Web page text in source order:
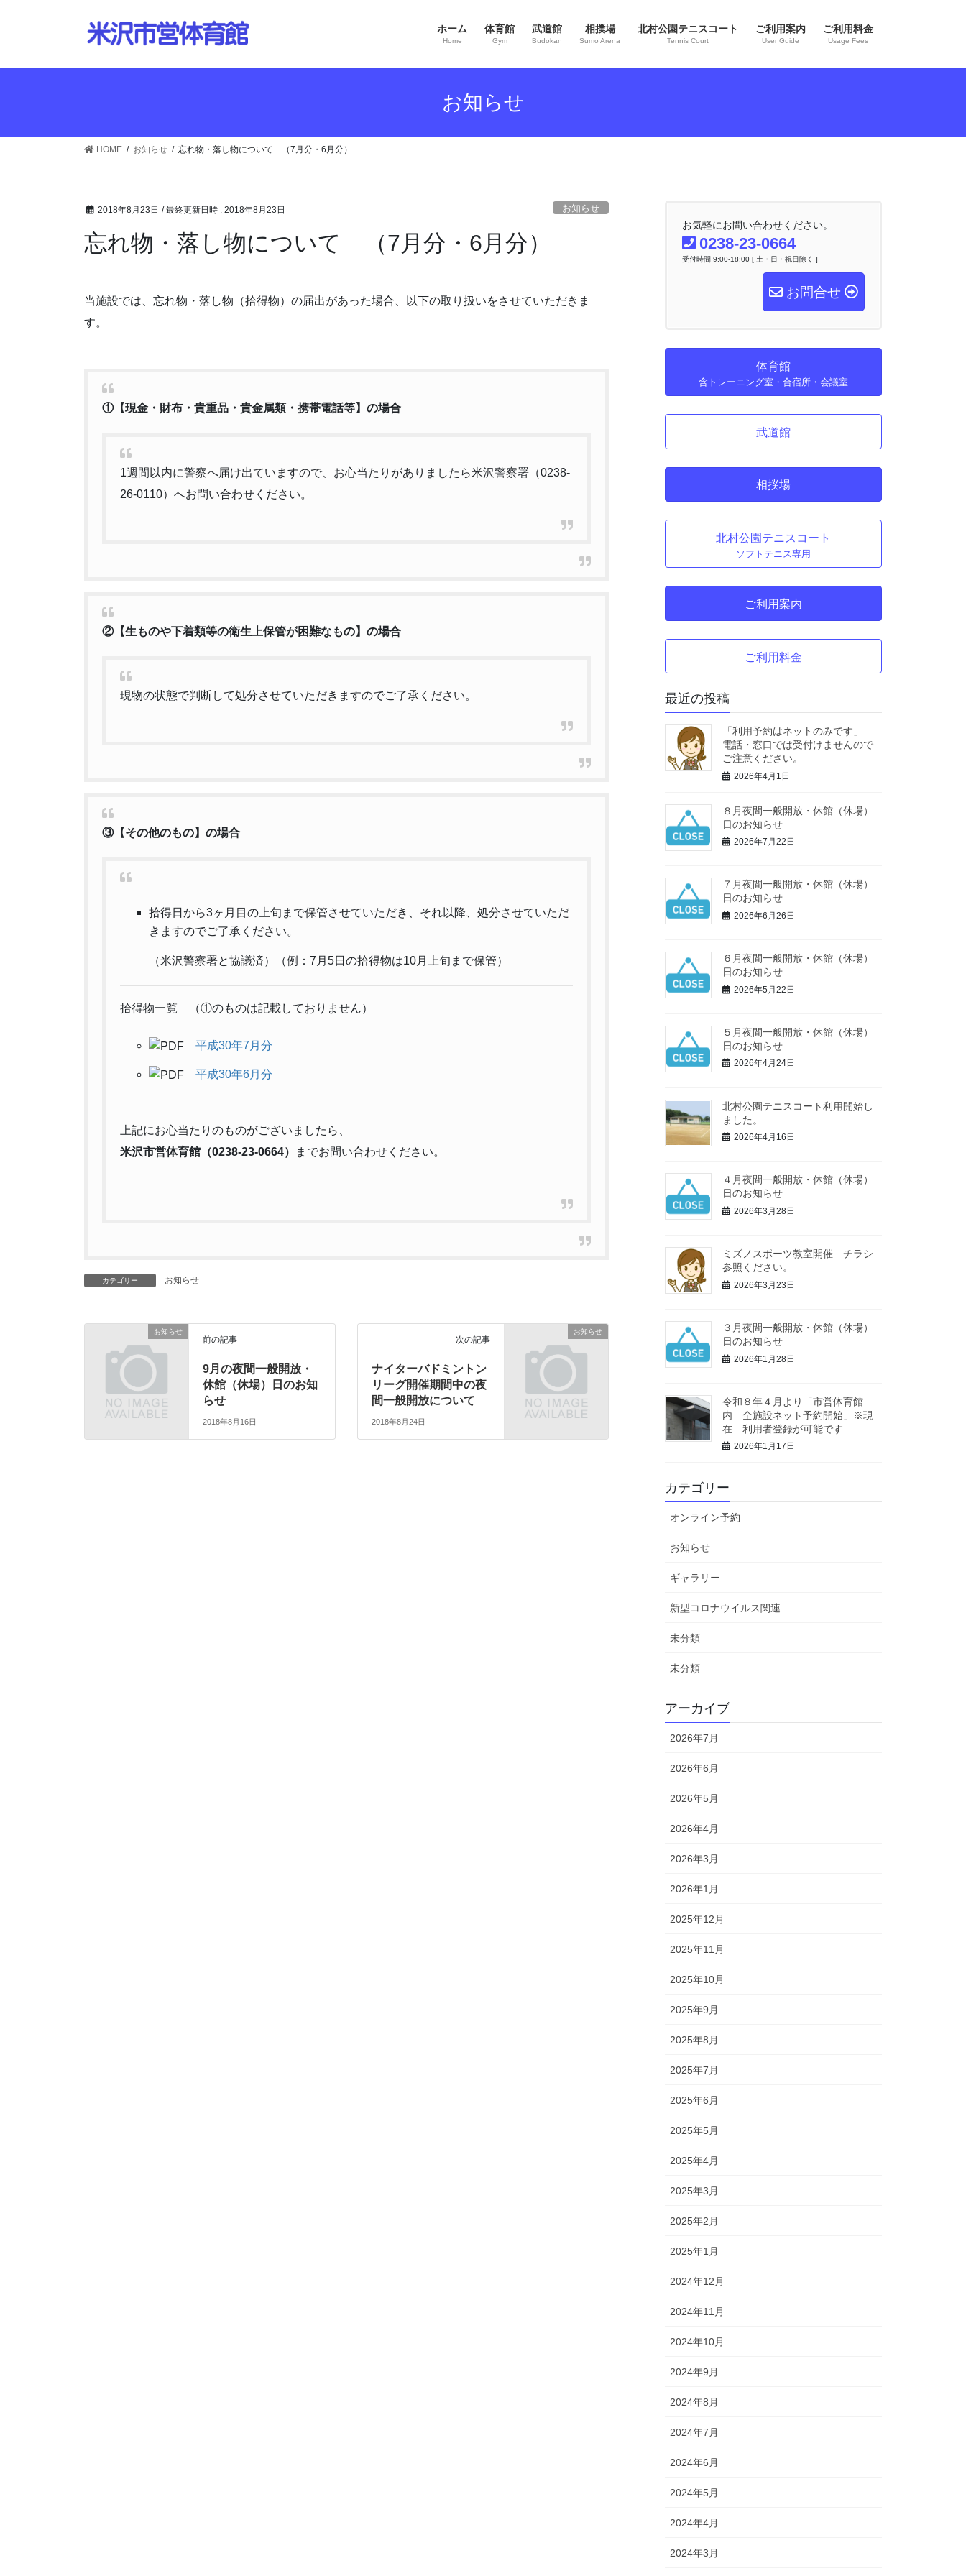
ホーム
Home
体育館
Gym
武道館
Budokan
相撲場
Sumo Arena
北村公園テニスコート
Tennis Court
ご利用案内
User Guide
ご利用料金
Usage Fees
お知らせ
HOME お知らせ 忘れ物・落し物について （7月分・6月分）
2018年8月23日 / 最終更新日時 : 2018年8月23日 お知らせ
忘れ物・落し物について （7月分・6月分）
当施設では、忘れ物・落し物（拾得物）の届出があった場合、以下の取り扱いをさせていただきま
す。
①【現金・財布・貴重品・貴金属類・携帯電話等】の場合
1週間以内に警察へ届け出ていますので、お心当たりがありましたら米沢警察署（0238-
26-0110）へお問い合わせください。
②【生ものや下着類等の衛生上保管が困難なもの】の場合
現物の状態で判断して処分させていただきますのでご了承ください。
③【その他のもの】の場合
拾得日から3ヶ月目の上旬まで保管させていただき、それ以降、処分させていただ
きますのでご了承ください。
（米沢警察署と協議済）（例：7月5日の拾得物は10月上旬まで保管）
拾得物一覧 （①のものは記載しておりません）
平成30年7月分
平成30年6月分
上記にお心当たりのものがございましたら、
米沢市営体育館（0238-23-0664）
までお問い合わせください。
カテゴリー お知らせ
お知らせ
前の記事
9月の夜間一般開放・
休館（休場）日のお知
らせ
2018年8月16日
お知らせ
次の記事
ナイターバドミントン
リーグ開催期間中の夜
間一般開放について
2018年8月24日
お気軽にお問い合わせください。
0238-23-0664
受付時間 9:00-18:00 [ 土・日・祝日除く ]
お問合せ
体育館
含トレーニング室・合宿所・会議室
武道館
相撲場
北村公園テニスコート
ソフトテニス専用
ご利用案内
ご利用料金
最近の投稿
「利用予約はネットのみです」
電話・窓口では受付けませんので
ご注意ください。
2026年4月1日
８月夜間一般開放・休館（休場）
日のお知らせ
2026年7月22日
７月夜間一般開放・休館（休場）
日のお知らせ
2026年6月26日
６月夜間一般開放・休館（休場）
日のお知らせ
2026年5月22日
５月夜間一般開放・休館（休場）
日のお知らせ
2026年4月24日
北村公園テニスコート利用開始し
ました。
2026年4月16日
４月夜間一般開放・休館（休場）
日のお知らせ
2026年3月28日
ミズノスポーツ教室開催 チラシ
参照ください。
2026年3月23日
３月夜間一般開放・休館（休場）
日のお知らせ
2026年1月28日
令和８年４月より「市営体育館
内 全施設ネット予約開始」※現
在 利用者登録が可能です
2026年1月17日
カテゴリー
オンライン予約
お知らせ
ギャラリー
新型コロナウイルス関連
未分類
未分類
アーカイブ
2026年7月
2026年6月
2026年5月
2026年4月
2026年3月
2026年1月
2025年12月
2025年11月
2025年10月
2025年9月
2025年8月
2025年7月
2025年6月
2025年5月
2025年4月
2025年3月
2025年2月
2025年1月
2024年12月
2024年11月
2024年10月
2024年9月
2024年8月
2024年7月
2024年6月
2024年5月
2024年4月
2024年3月